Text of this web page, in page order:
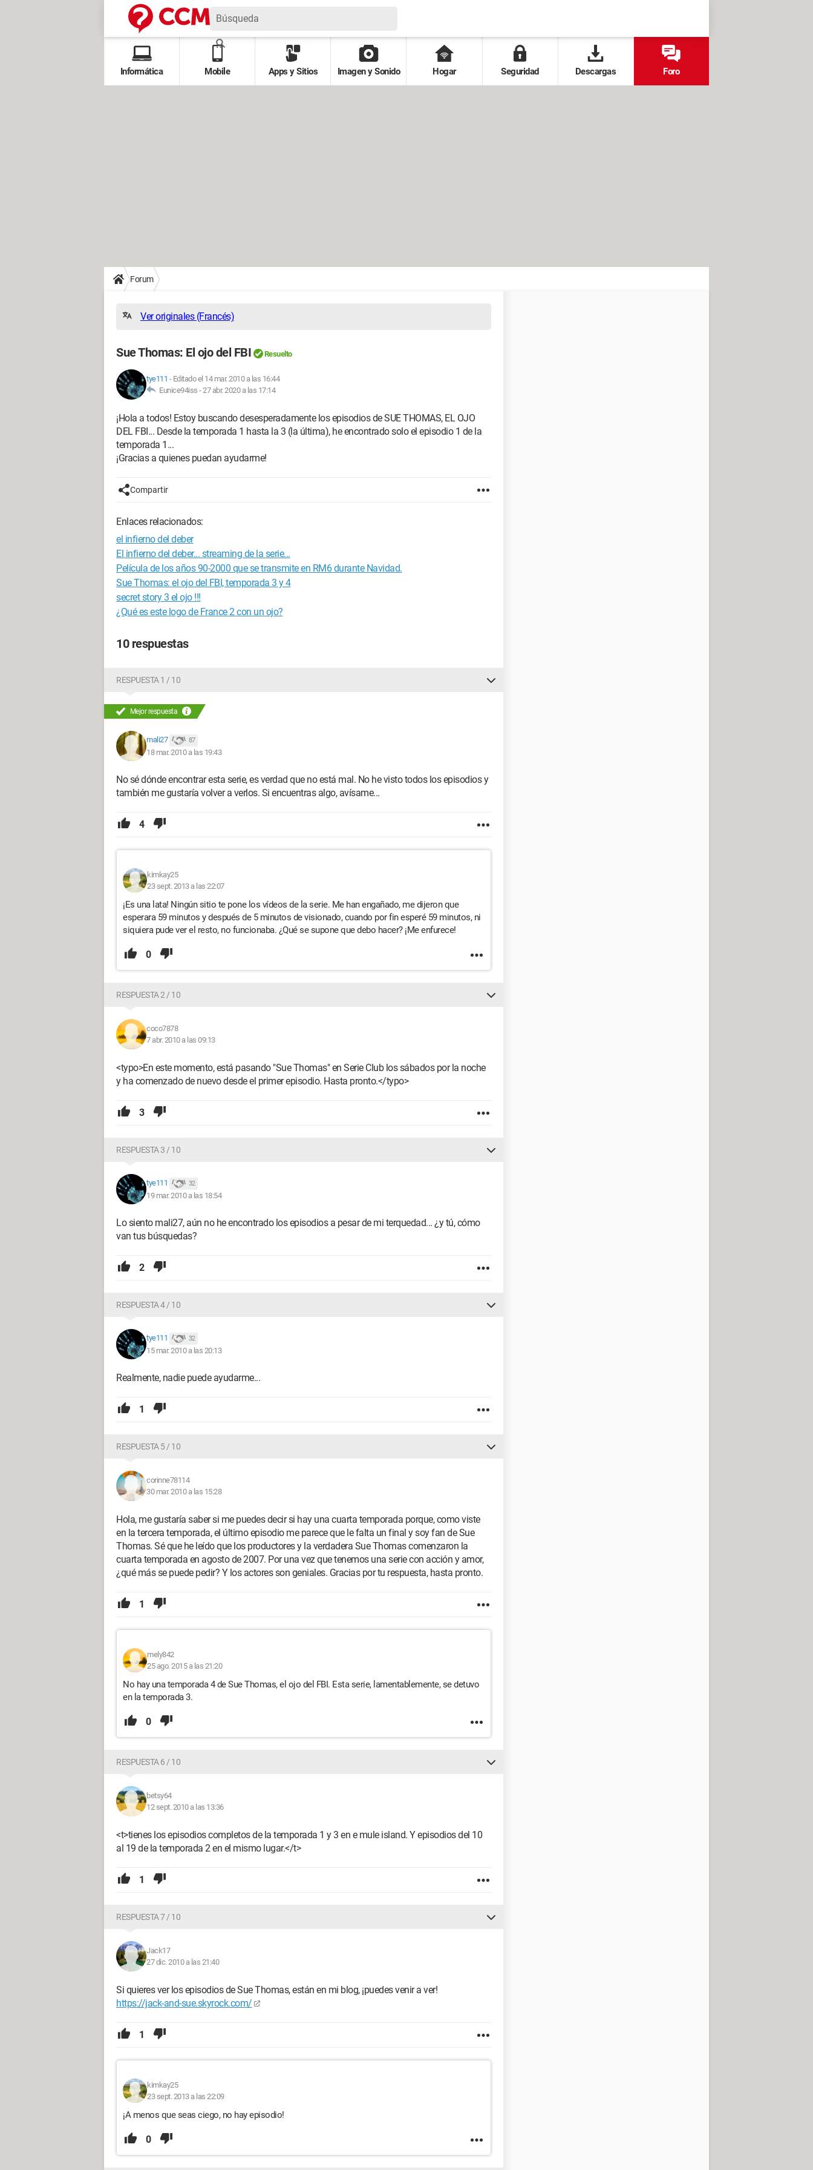
Informática Mobile Apps y Sitios Imagen y Sonido Hogar Seguridad Descargas Foro
Forum
Ver originales (Francés)
Sue Thomas: El ojo del FBI Resuelto
tye111 - Editado el 14 mar. 2010 a las 16:44
Eunice94iss -27 abr. 2020 a las 17:14
¡Hola a todos! Estoy buscando desesperadamente los episodios de SUE THOMAS, EL OJO
DEL FBI... Desde la temporada 1 hasta la 3 (la última), he encontrado solo el episodio 1 de la
temporada 1...
¡Gracias a quienes puedan ayudarme!
Compartir
Enlaces relacionados:
el infierno del deber
El infierno del deber... streaming de la serie...
Película de los años 90-2000 que se transmite en RM6 durante Navidad.
Sue Thomas: el ojo del FBI, temporada 3 y 4
secret story 3 el ojo !!!
¿Qué es este logo de France 2 con un ojo?
10 respuestas
RESPUESTA 1 / 10
Mejor respuesta
mali27 87
18 mar. 2010 a las 19:43
No sé dónde encontrar esta serie, es verdad que no está mal. No he visto todos los episodios y
también me gustaría volver a verlos. Si encuentras algo, avísame...
4
kimkay25
23 sept. 2013 a las 22:07
¡Es una lata! Ningún sitio te pone los vídeos de la serie. Me han engañado, me dijeron que
esperara 59 minutos y después de 5 minutos de visionado, cuando por fin esperé 59 minutos, ni
siquiera pude ver el resto, no funcionaba. ¿Qué se supone que debo hacer? ¡Me enfurece!
0
RESPUESTA 2 / 10
coco7878
7 abr. 2010 a las 09:13
<typo>En este momento, está pasando "Sue Thomas" en Serie Club los sábados por la noche
y ha comenzado de nuevo desde el primer episodio. Hasta pronto.</typo>
3
RESPUESTA 3 / 10
tye111 32
19 mar. 2010 a las 18:54
Lo siento mali27, aún no he encontrado los episodios a pesar de mi terquedad... ¿y tú, cómo
van tus búsquedas?
2
RESPUESTA 4 / 10
tye111 32
15 mar. 2010 a las 20:13
Realmente, nadie puede ayudarme...
1
RESPUESTA 5 / 10
corinne78114
30 mar. 2010 a las 15:28
Hola, me gustaría saber si me puedes decir si hay una cuarta temporada porque, como viste
en la tercera temporada, el último episodio me parece que le falta un final y soy fan de Sue
Thomas. Sé que he leído que los productores y la verdadera Sue Thomas comenzaron la
cuarta temporada en agosto de 2007. Por una vez que tenemos una serie con acción y amor,
¿qué más se puede pedir? Y los actores son geniales. Gracias por tu respuesta, hasta pronto.
1
mely842
25 ago. 2015 a las 21:20
No hay una temporada 4 de Sue Thomas, el ojo del FBI. Esta serie, lamentablemente, se detuvo
en la temporada 3.
0
RESPUESTA 6 / 10
betsy64
12 sept. 2010 a las 13:36
<t>tienes los episodios completos de la temporada 1 y 3 en e mule island. Y episodios del 10
al 19 de la temporada 2 en el mismo lugar.</t>
1
RESPUESTA 7 / 10
Jack17
27 dic. 2010 a las 21:40
Si quieres ver los episodios de Sue Thomas, están en mi blog, ¡puedes venir a ver!
https://jack-and-sue.skyrock.com/
1
kimkay25
23 sept. 2013 a las 22:09
¡A menos que seas ciego, no hay episodio!
0